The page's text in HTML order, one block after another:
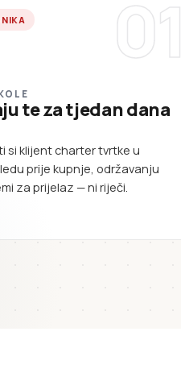
01
te za tjedan dana
si klijent charter tvrtke u
prije kupnje, održavanju
za prijelaz — ni riječi.